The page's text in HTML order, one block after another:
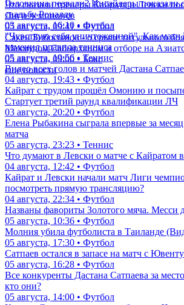
Что сказали тренеры Кайрата и Левски
Лиги чемпионов
05 августа, 09:41 • Футбол
Сакен Бибосынов - о срыве титульного
Махмудом Сабырханом и отборе на
05 августа, 09:00 • Бокс
еще новости
Головкина позвали? Инсайдеры показали
свадьбу Роналду
03 августа, 16:10 • Футбол
"Чувствую себя уничтоженной". Как
изменил правила тенниса
05 августа, 19:56 • Теннис
Видео всех голов и матчей Дастана
04 августа, 19:43 • Футбол
Кайрат с трудом прошёл Омонию и
Стартует третий раунд квалификации ЛЧ
03 августа, 20:20 • Футбол
Елена Рыбакина сыграла впервые за
матча
05 августа, 23:23 • Теннис
Что думают в Левски о матче с Кайратом
04 августа, 12:42 • Футбол
Кайрат и Левски начали матч Лиги
посмотреть прямую трансляцию?
04 августа, 22:34 • Футбол
Названы фавориты Золотого мяча. Месси
05 августа, 10:36 • Футбол
Молния убила футболиста в Таиланде
05 августа, 17:30 • Футбол
Сатпаев остался в запасе на матч с
05 августа, 16:28 • Футбол
Все конкуренты Дастана Сатпаева за
кто они?
05 августа, 14:00 • Футбол